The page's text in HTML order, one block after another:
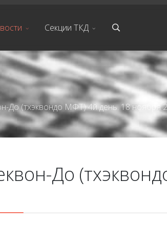
Секции ТКД
До (тхэквондо МФТ) 4й день. 18 ноября
До